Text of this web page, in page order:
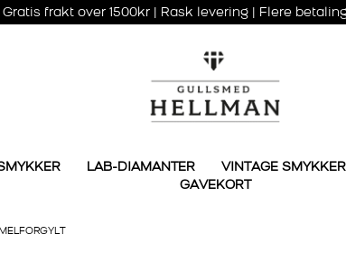
Gratis frakt over 1500kr | Rask levering | Flere
LAB-DIAMANTER VINTAGE SMYKKER
GAVEKORT